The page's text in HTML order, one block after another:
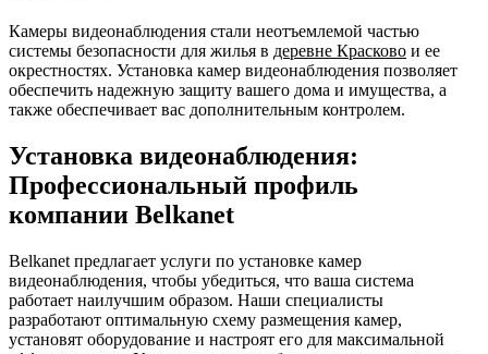
Камеры видеонаблюдения стали неотъемлемой частью
системы безопасности для жилья в деревне Красково и ее
окрестностях. Установка камер видеонаблюдения позволяет
обеспечить надежную защиту вашего дома и имущества, а
также обеспечивает вас дополнительным контролем.
Установка видеонаблюдения:
Профессиональный профиль
компании Belkanet
Belkanet предлагает услуги по установке камер
видеонаблюдения, чтобы убедиться, что ваша система
работает наилучшим образом. Наши специалисты
разработают оптимальную схему размещения камер,
установят оборудование и настроят его для максимальной